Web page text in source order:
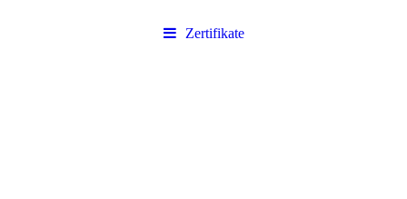
Zertifikate